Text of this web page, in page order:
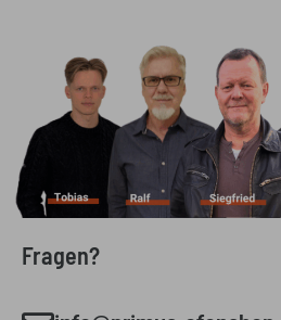
Fragen?